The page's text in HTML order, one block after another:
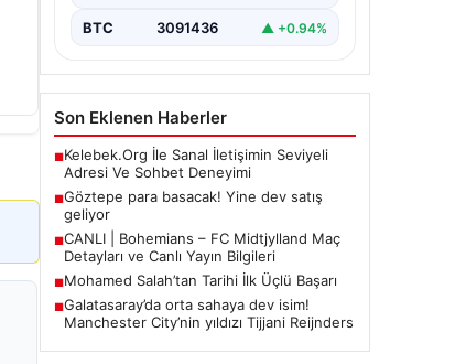
BTC 3091436 ▲ +0.94%
Son Eklenen Haberler
■Kelebek.Org İle Sanal İletişimin Seviyeli
Adresi Ve Sohbet Deneyimi
■Göztepe para basacak! Yine dev satış
geliyor
■CANLI | Bohemians – FC Midtjylland Maç
Detayları ve Canlı Yayın Bilgileri
■Mohamed Salah’tan Tarihi İlk Üçlü Başarı
■Galatasaray’da orta sahaya dev isim!
Manchester City’nin yıldızı Tijjani Reijnders